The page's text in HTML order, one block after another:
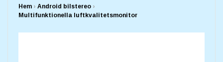
Hem › Android bilstereo ›
Multifunktionella luftkvalitetsmonitor